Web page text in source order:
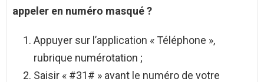
appeler en numéro masqué?
Appuyer sur l’application « Téléphone »,
rubrique numérotation ;
Saisir « #31# » avant le numéro de votre